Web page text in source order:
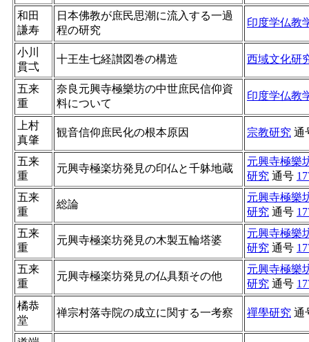
和田
謙寿
日本佛教が庶民思潮に流入する一過
程の研究
印度学仏教
小川
貫弌
十王生七経讃図巻の構造 西域文化研
五来
重
奈良元興寺極樂坊の中世庶民信仰資
料について
印度学仏教
上村
真肇
観音信仰庶民化の根本原因 宗教研究 通
五来
重
元興寺極楽坊発見の印仏と千躰地蔵
元興寺極樂
研究 通号
五来
重
総論
元興寺極樂
研究 通号
五来
重
元興寺極楽坊発見の木製五輪塔婆
元興寺極樂
研究 通号
五来
重
元興寺極楽坊発見の仏具類その他
元興寺極樂
研究 通号
橘恭
堂
禅宗村落寺院の成立に関する一考察 禪學研究 通